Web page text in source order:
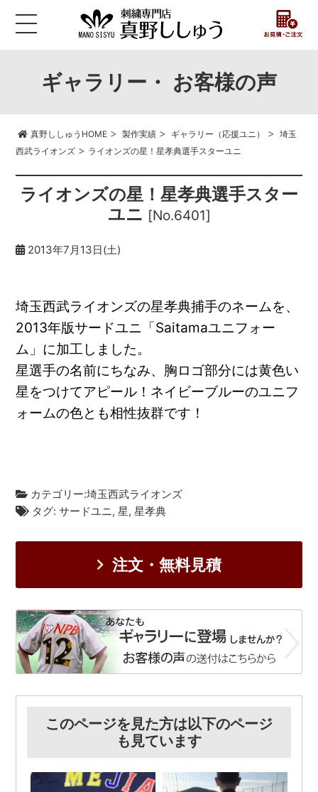
ギャラリー・ お客様の声
真野ししゅうHOME> 製作実績> ギャラリー（応援ユニ） > 埼玉
西武ライオンズ > ライオンズの星！星孝典選手スターユニ
ライオンズの星！星孝典選手スター
ユニ [No.6401]
2013年7月13日(土)
埼玉西武ライオンズの星孝典捕手のネームを、
2013年版サードユニ「Saitamaユニフォー
ム」に加工しました。
星選手の名前にちなみ、胸ロゴ部分には黄色い
星をつけてアピール！ネイビーブルーのユニフ
ォームの色とも相性抜群です！
カテゴリー:埼玉西武ライオンズ
タグ:サードユニ,星,星孝典
注文・無料見積
このページを見た方は以下のページ
も見ています